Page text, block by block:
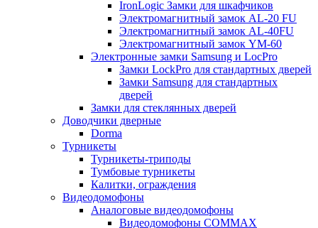
IronLogic Замки для шкафчиков
Электромагнитный замок AL-20 FU
Электромагнитный замок AL-40FU
Электромагнитный замок YM-60
Электронные замки Samsung и LocPro
Замки LockPro для стандартных дверей
Замки Samsung для стандартных
дверей
Замки для стеклянных дверей
Доводчики дверные
Dorma
Турникеты
Турникеты-триподы
Тумбовые турникеты
Калитки, ограждения
Видеодомофоны
Аналоговые видеодомофоны
Видеодомофоны COMMAX